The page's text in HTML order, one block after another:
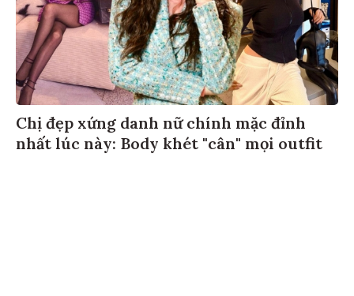
Chị đẹp xứng danh nữ chính mặc đỉnh
nhất lúc này: Body khét "cân" mọi outfit